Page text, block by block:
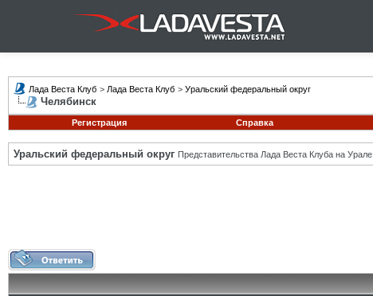
Лада Веста Клуб > Лада Веста Клуб > Уральский федеральный округ
Челябинск
Регистрация
Справка
Уральский федеральный округ Представительства Лада Веста Клуба на Урале.